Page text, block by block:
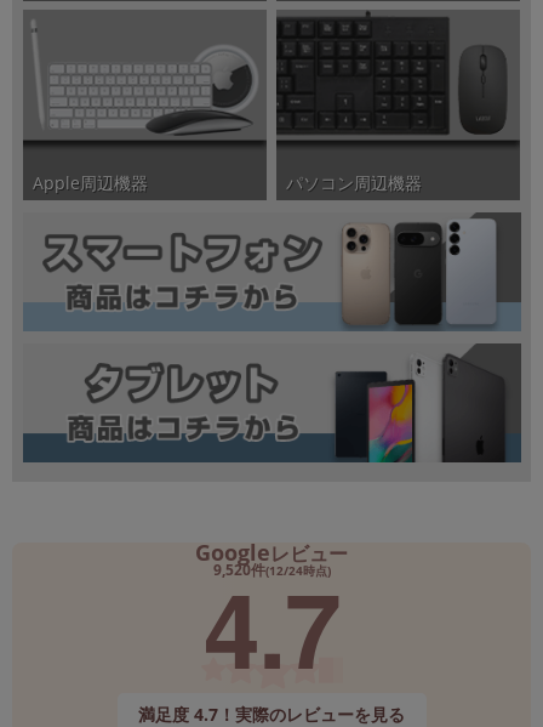
Apple周辺機器 パソコン周辺機器
Googleレビュー
9,520件(12/24時点)
4.7
満足度 4.7！実際のレビューを見る